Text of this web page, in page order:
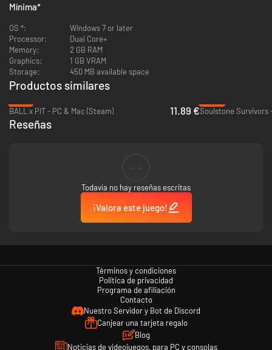
CUIDADO CON LA PLAGA
Al inicio de cada expedición,
está plagado de bichos alienígenas. Las células se
evolucionan
constantemente. Cuando se activan,
disparados de las células para abalanzarse sobre ti.
Equipa hasta cinco habilidades en cada carrera: las activas que golpean
automáticamente o las pasivas que potencian tus habilidades. Mejora
cada habilidad de manera diferente paramaximizar su potencial.
sinergias únicasentre habilidades y mejoras para optimizar tu
construcción. ¡Cuanto mejores sean tus sinergias, más fácilmente
Mínima*
OS *:
Windows 7 or later
Processor:
Dual Core+
Memory:
2 GB RAM
Graphics:
1 GB VRAM
Storage:
450 MB available space
Productos similares
BALL x PIT - PC & Mac (Steam)
11.89 €Soulstone Survivors
Reseñas
Todavía no hay reseñas escritas
¡Valora este juego!
Términos y condiciones
Política de privacidad
Programa de afiliación
Contacto
Nuestro Servidor y Bot de Discord
Canjear una tarjeta regalo
Blog
Noticias de videojuegos, para PC y consolas